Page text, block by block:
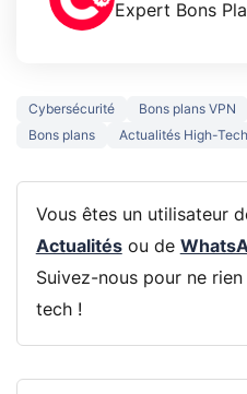
Expert Bons
Cybersécurité Bons plans VPN
Bons plans
Actualités High-Tech
Vous êtes un utilisateur
Actualitésou de
Suivez-nous pour ne
tech !